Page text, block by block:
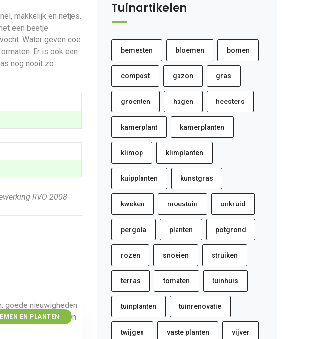
makkelijk en netjes.
een beetje
Water geven doe
Er is ook een
nog nooit zo
RVO 2008
EN PLANTEN
Tuinartikelen
bemesten bloemen bomen
compost gazon gras
groenten hagen heesters
kamerplant kamerplanten
klimop klimplanten
kuipplanten kunstgras
kweken moestuin onkruid
pergola planten potgrond
rozen snoeien struiken
terras tomaten tuinhuis
tuinplanten tuinrenovatie
twijgen vaste planten vijver